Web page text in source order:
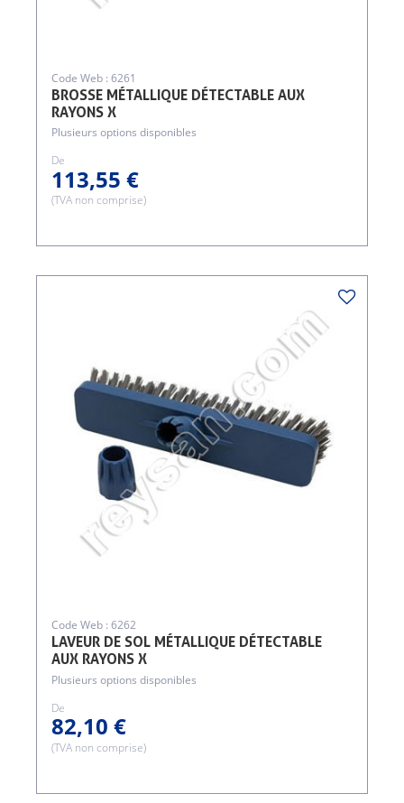
BROSSE MÉTALLIQUE DÉTECTABLE AUX
RAYONS X
Code Web : 6261
Plusieurs options disponibles
De
113,55 €
(TVA non comprise)
LAVEUR DE SOL MÉTALLIQUE DÉTECTABLE
AUX RAYONS X
Code Web : 6262
Plusieurs options disponibles
De
82,10 €
(TVA non comprise)